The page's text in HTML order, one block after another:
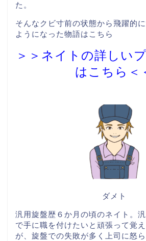
た。
そんなクビ寸前の状態から飛躍的
ようになった物語はこちら
＞＞ネイトの詳しい
はこちら＜
ダメト
汎用旋盤歴６か月の頃のネイト。
で手に職を付けたいと頑張って覚
が、旋盤での失敗が多く上司に怒